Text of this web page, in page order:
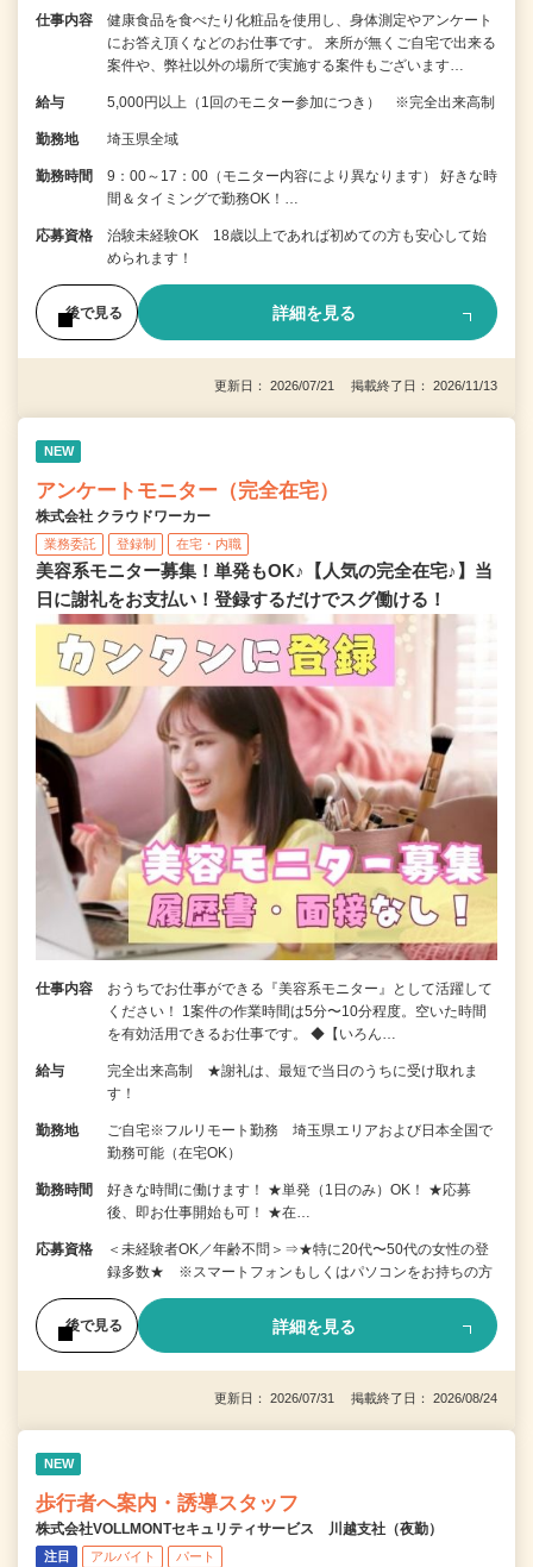
仕事内容
健康食品を食べたり化粧品を使用し、身体測定やアンケート
にお答え頂くなどのお仕事です。 来所が無くご自宅で出来る
案件や、弊社以外の場所で実施する案件もございます…
給与 5,000円以上（1回のモニター参加につき） ※完全出来高制
勤務地 埼玉県全域
勤務時間
9：00～17：00（モニター内容により異なります） 好きな時
間＆タイミングで勤務OK！…
応募資格
治験未経験OK 18歳以上であれば初めての方も安心して始
められます！
後で見る 詳細を見る
更新日： 2026/07/21 掲載終了日： 2026/11/13
NEW
アンケートモニター（完全在宅）
株式会社 クラウドワーカー
業務委託 登録制 在宅・内職
美容系モニター募集！単発もOK♪【人気の完全在宅♪】当
日に謝礼をお支払い！登録するだけでスグ働ける！
仕事内容
おうちでお仕事ができる『美容系モニター』として活躍して
ください！ 1案件の作業時間は5分〜10分程度。空いた時間
を有効活用できるお仕事です。 ◆【いろん…
給与
完全出来高制 ★謝礼は、最短で当日のうちに受け取れま
す！
勤務地
ご自宅※フルリモート勤務 埼玉県エリアおよび日本全国で
勤務可能（在宅OK）
勤務時間
好きな時間に働けます！ ★単発（1日のみ）OK！ ★応募
後、即お仕事開始も可！ ★在…
応募資格
＜未経験者OK／年齢不問＞⇒★特に20代〜50代の女性の登
録多数★ ※スマートフォンもしくはパソコンをお持ちの方
後で見る 詳細を見る
更新日： 2026/07/31 掲載終了日： 2026/08/24
NEW
歩行者へ案内・誘導スタッフ
株式会社VOLLMONTセキュリティサービス 川越支社（夜勤）
注目 アルバイト パート